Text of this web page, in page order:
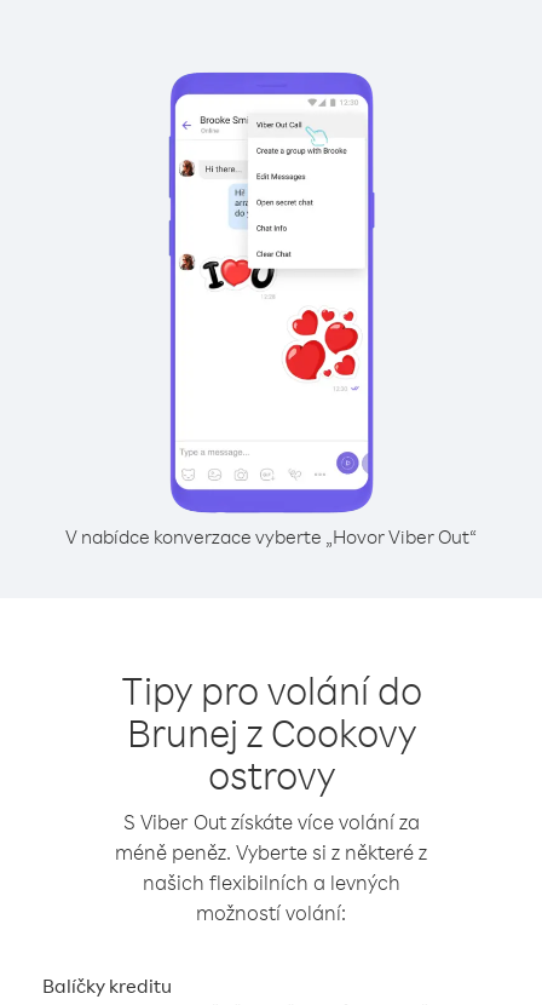
V nabídce konverzace vyberte „Hovor Viber Out“
Tipy pro volání do
Brunej z Cookovy
ostrovy
S Viber Out získáte více volání za
méně peněz. Vyberte si z některé z
našich flexibilních a levných
možností volání:
Balíčky kreditu